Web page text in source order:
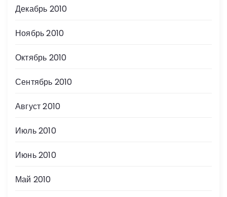
Декабрь 2010
Ноябрь 2010
Октябрь 2010
Сентябрь 2010
Август 2010
Июль 2010
Июнь 2010
Май 2010